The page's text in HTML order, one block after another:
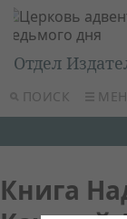
ПОИСК
Отдел
Книга